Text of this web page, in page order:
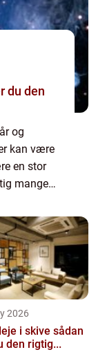
og
kan være
en stor
mange
og det er
2026
i skive sådan
den rigtig...